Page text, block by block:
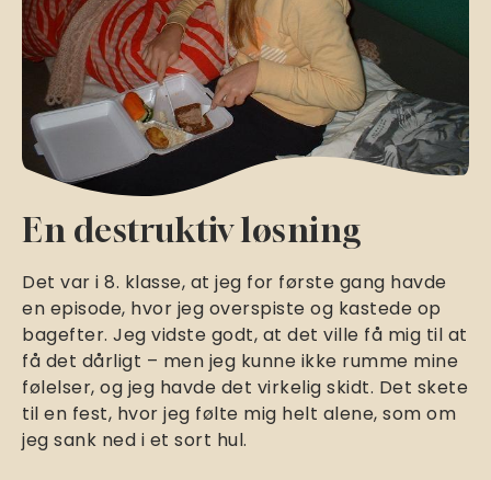
En destruktiv løsning
Det var i 8. klasse, at jeg for første gang havde
en episode, hvor jeg overspiste og kastede op
bagefter. Jeg vidste godt, at det ville få mig til at
få det dårligt – men jeg kunne ikke rumme mine
følelser, og jeg havde det virkelig skidt. Det skete
til en fest, hvor jeg følte mig helt alene, som om
jeg sank ned i et sort hul.